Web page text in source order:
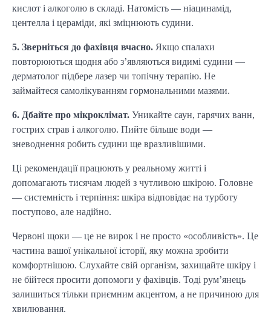
кислот і алкоголю в складі. Натомість — ніацинамід,
центелла і цераміди, які зміцнюють судини.
5. Зверніться до фахівця вчасно. Якщо спалахи
повторюються щодня або з’являються видимі судини —
дерматолог підбере лазер чи топічну терапію. Не
займайтеся самолікуванням гормональними мазями.
6. Дбайте про мікроклімат. Уникайте саун, гарячих ванн,
гострих страв і алкоголю. Пийте більше води —
зневоднення робить судини ще вразливішими.
Ці рекомендації працюють у реальному житті і
допомагають тисячам людей з чутливою шкірою. Головне
— системність і терпіння: шкіра відповідає на турботу
поступово, але надійно.
Червоні щоки — це не вирок і не просто «особливість». Це
частина вашої унікальної історії, яку можна зробити
комфортнішою. Слухайте свій організм, захищайте шкіру і
не бійтеся просити допомоги у фахівців. Тоді рум’янець
залишиться тільки приємним акцентом, а не причиною для
хвилювання.